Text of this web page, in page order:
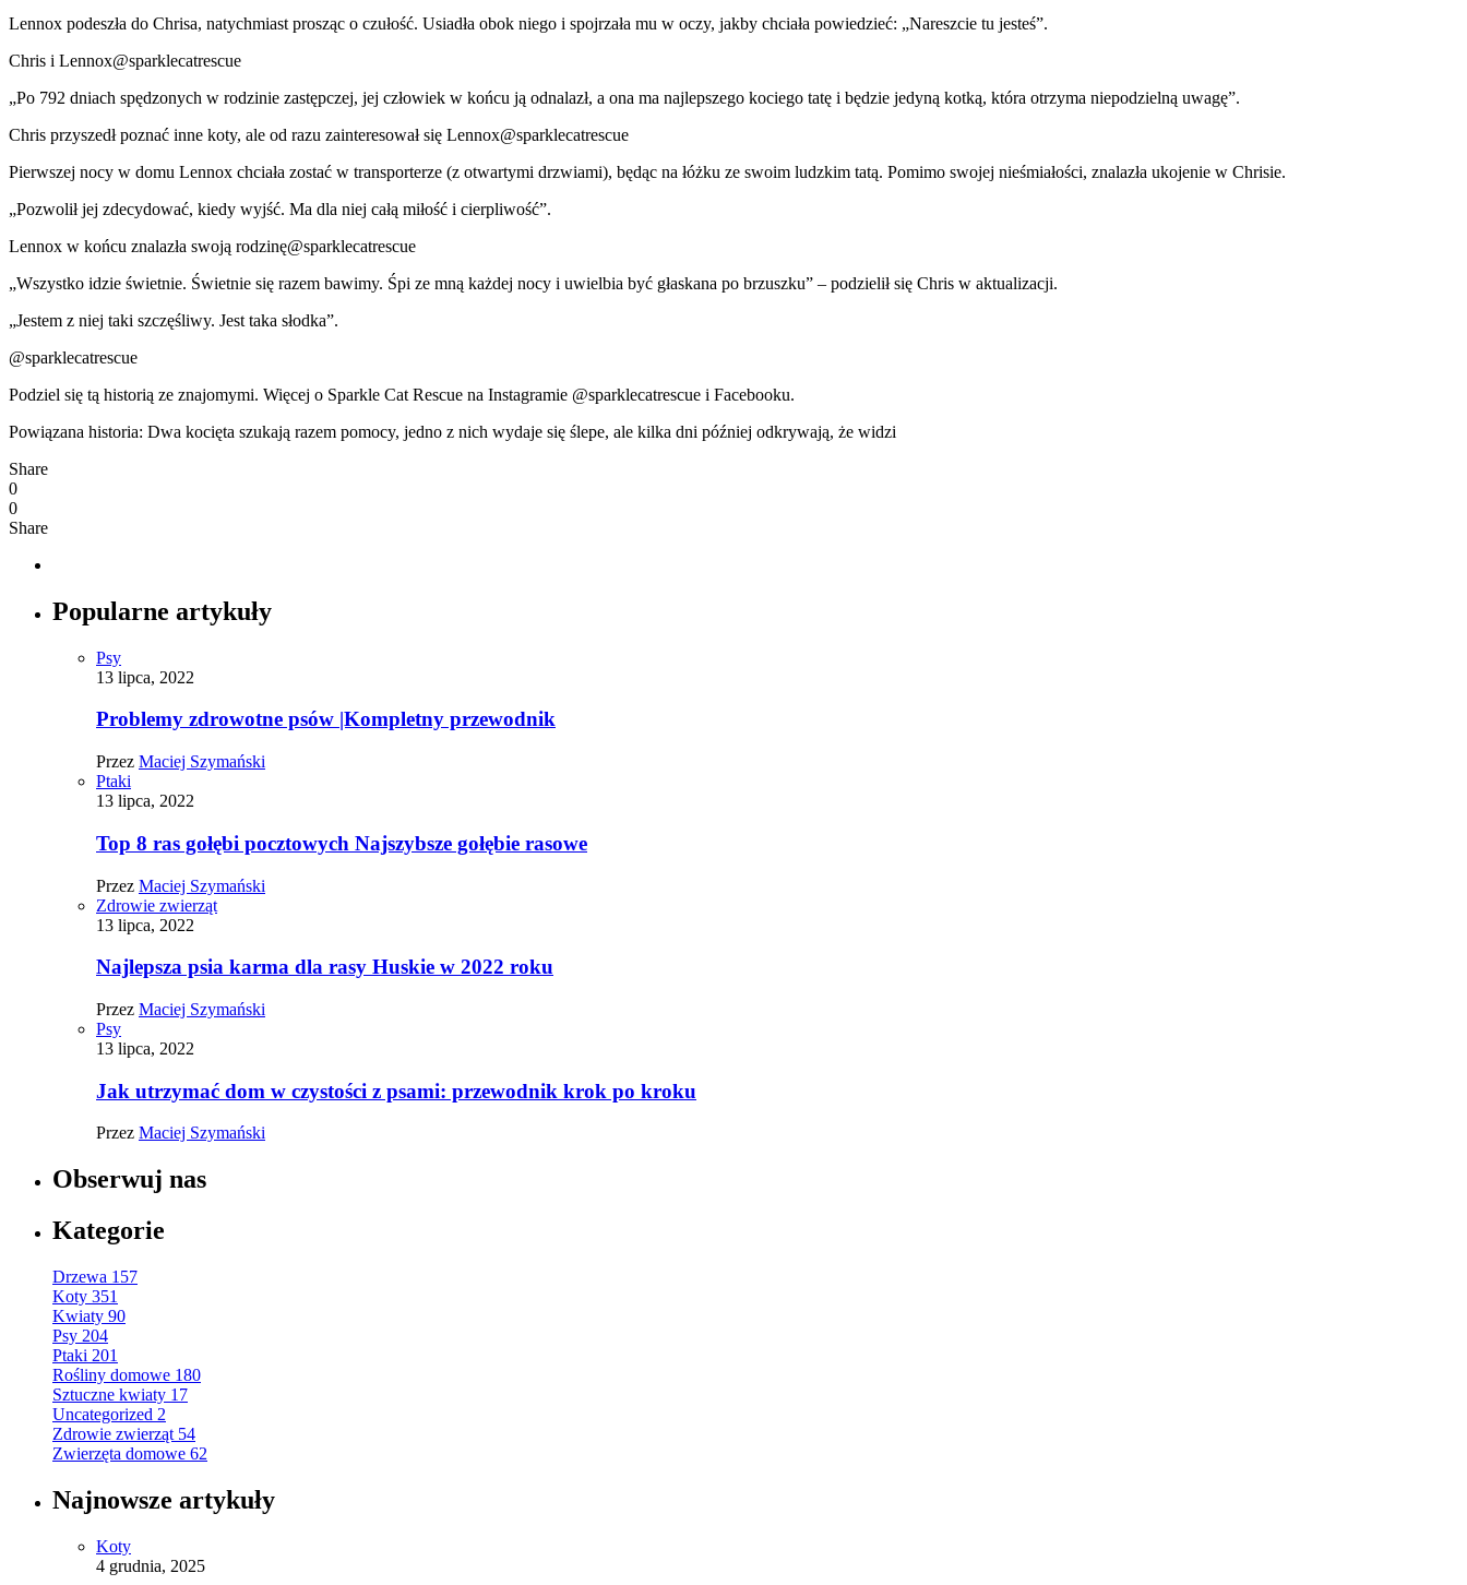
Lennox podeszła do Chrisa, natychmiast prosząc o czułość. Usiadła obok niego i spojrzała mu w oczy, jakby chciała powiedzieć: „Nareszcie tu jesteś”.
Chris i Lennox@sparklecatrescue
„Po 792 dniach spędzonych w rodzinie zastępczej, jej człowiek w końcu ją odnalazł, a ona ma najlepszego kociego tatę i będzie jedyną kotką, która otrzyma niepodzielną uwagę”.
Chris przyszedł poznać inne koty, ale od razu zainteresował się Lennox@sparklecatrescue
Pierwszej nocy w domu Lennox chciała zostać w transporterze (z otwartymi drzwiami), będąc na łóżku ze swoim ludzkim tatą. Pomimo swojej nieśmiałości, znalazła ukojenie w Chrisie.
„Pozwolił jej zdecydować, kiedy wyjść. Ma dla niej całą miłość i cierpliwość”.
Lennox w końcu znalazła swoją rodzinę@sparklecatrescue
„Wszystko idzie świetnie. Świetnie się razem bawimy. Śpi ze mną każdej nocy i uwielbia być głaskana po brzuszku” – podzielił się Chris w aktualizacji.
„Jestem z niej taki szczęśliwy. Jest taka słodka”.
@sparklecatrescue
Podziel się tą historią ze znajomymi. Więcej o Sparkle Cat Rescue na Instagramie @sparklecatrescue i Facebooku.
Powiązana historia: Dwa kocięta szukają razem pomocy, jedno z nich wydaje się ślepe, ale kilka dni później odkrywają, że widzi
Share
0
0
Share
Popularne artykuły
Psy
13 lipca, 2022
Problemy zdrowotne psów |Kompletny przewodnik
Przez Maciej Szymański
Ptaki
13 lipca, 2022
Top 8 ras gołębi pocztowych Najszybsze gołębie rasowe
Przez Maciej Szymański
Zdrowie zwierząt
13 lipca, 2022
Najlepsza psia karma dla rasy Huskie w 2022 roku
Przez Maciej Szymański
Psy
13 lipca, 2022
Jak utrzymać dom w czystości z psami: przewodnik krok po kroku
Przez Maciej Szymański
Obserwuj nas
Kategorie
Drzewa 157
Koty 351
Kwiaty 90
Psy 204
Ptaki 201
Rośliny domowe 180
Sztuczne kwiaty 17
Uncategorized 2
Zdrowie zwierząt 54
Zwierzęta domowe 62
Najnowsze artykuły
Koty
4 grudnia, 2025